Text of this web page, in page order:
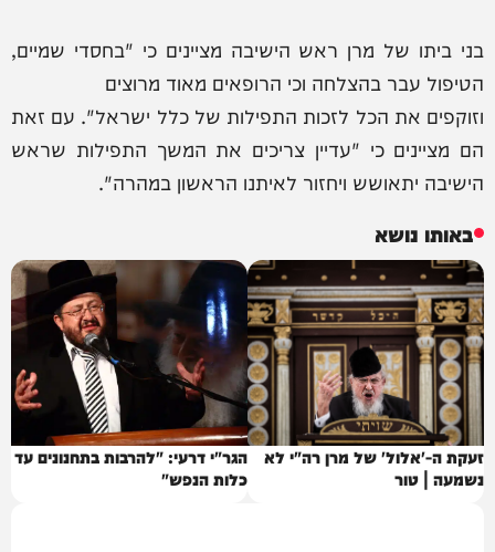
בני ביתו של מרן ראש הישיבה מציינים כי "בחסדי שמיים,
הטיפול עבר בהצלחה וכי הרופאים מאוד מרוצים
וזוקפים את הכל לזכות התפילות של כלל ישראל". עם זאת
הם מציינים כי "עדיין צריכים את המשך התפילות שראש
הישיבה יתאושש ויחזור לאיתנו הראשון במהרה".
באותו נושא
זעקת ה-'אלול' של מרן רה"י לא
נשמעה | טור
הגר"י דרעי: "להרבות בתחנונים עד
כלות הנפש"